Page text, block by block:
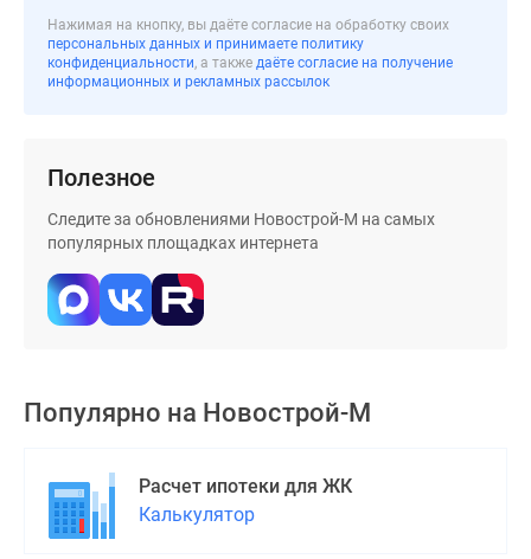
ипотека
Новой
Москве
Готовые
коттеджные
поселки
поселки
Нажимая на кнопку, вы даёте согласие на обработку своих
персональных данных и принимаете политику
конфиденциальности, а также даёте согласие на получение
информационных и рекламных рассылок
Полезное
Следите за обновлениями Новострой-М на самых
популярных площадках интернета
Популярно на Новострой-М
Расчет ипотеки для ЖК
Калькулятор